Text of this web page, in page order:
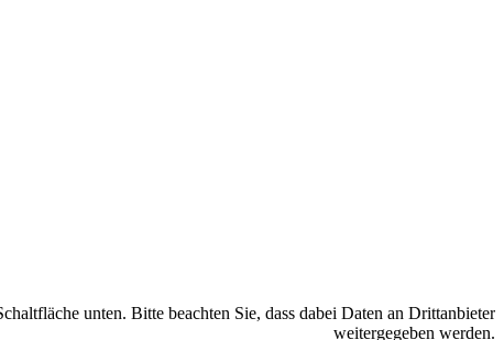
unten. Bitte beachten Sie, dass dabei Daten an Drittanbieter
weitergegeben werden.